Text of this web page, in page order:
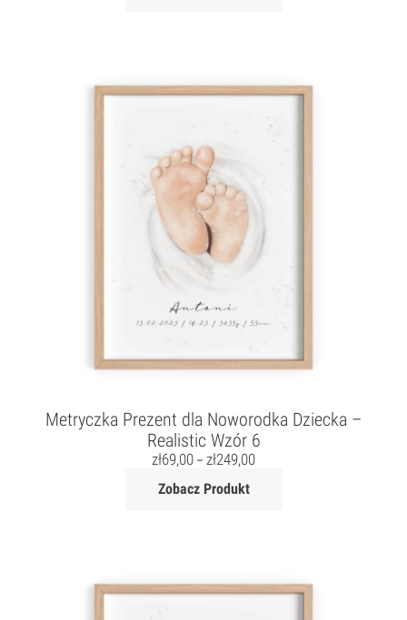
Metryczka Prezent dla Noworodka Dziecka –
Realistic Wzór 6
zł69,00 – zł249,00
Zobacz Produkt